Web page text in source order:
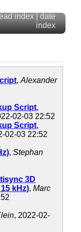
index
date
index
, Alexander
Script,
02-03 22:52
Script,
02-03 22:52
, Stephan
3D
kHz), Marc
, 2022-02-